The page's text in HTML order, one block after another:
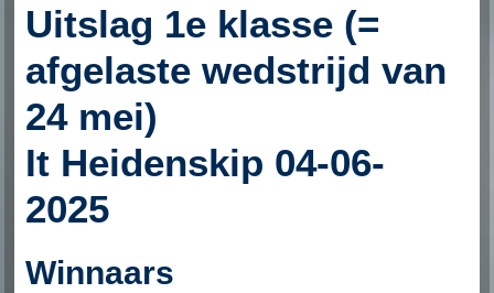
Uitslag 1e klasse (=
afgelaste wedstrijd van
24 mei)
It Heidenskip 04-06-
2025
Winnaars